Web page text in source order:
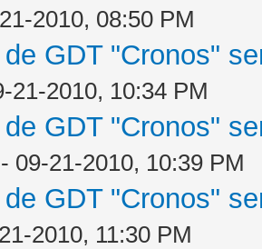
2010, 08:50 PM
GDT "Cronos"
21-2010, 10:34 PM
GDT "Cronos"
- 09-21-2010, 10:39 PM
GDT "Cronos"
2010, 11:30 PM